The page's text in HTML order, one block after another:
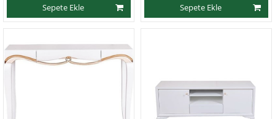
Sepete Ekle Sepete Ekle